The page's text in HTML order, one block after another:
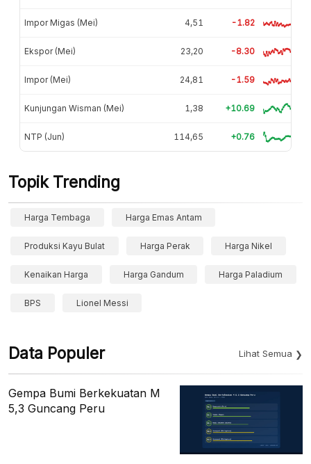
Impor Migas (Mei) 4,51 -1.82
Ekspor (Mei) 23,20 -8.30
Impor (Mei) 24,81 -1.59
Kunjungan Wisman (Mei) 1,38 +10.69
NTP (Jun) 114,65 +0.76
Topik Trending
Harga Tembaga Harga Emas Antam
Produksi Kayu Bulat Harga Perak Harga Nikel
Kenaikan Harga Harga Gandum Harga Paladium
BPS Lionel Messi
Data Populer Lihat Semua
Gempa Bumi Berkekuatan M
5,3 Guncang Peru